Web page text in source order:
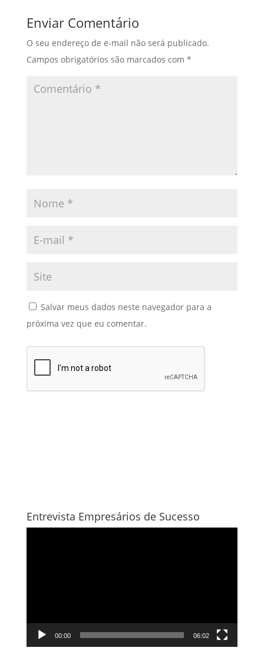
Enviar Comentário
O seu endereço de e-mail não será publicado.
Campos obrigatórios são marcados com *
Salvar meus dados neste navegador para a
próxima vez que eu comentar.
Entrevista Empresários de Sucesso
00:00 06:02